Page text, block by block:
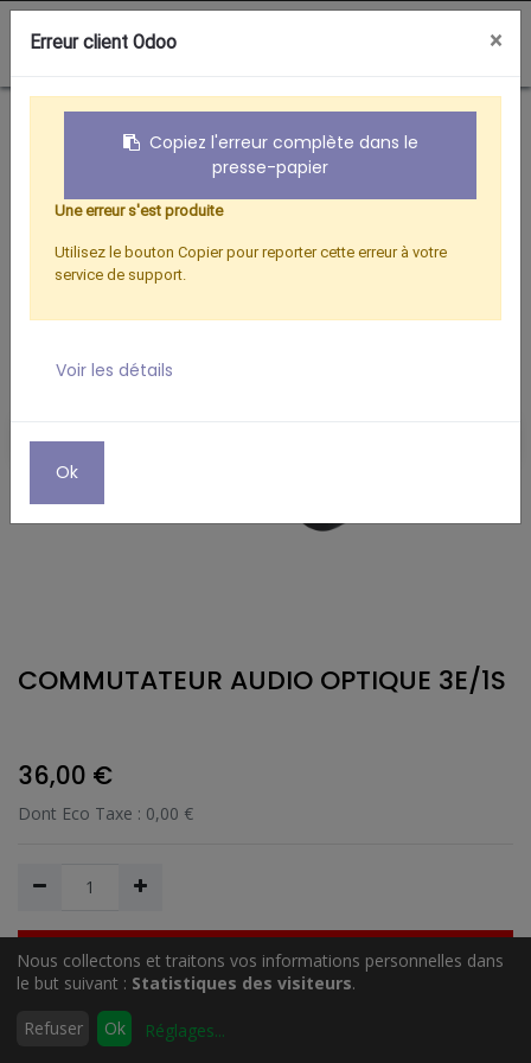
Rechercher
0
Boutique
AUDIO
COMMUTATEUR AUDIO OPTIQUE 3E/1S
COMMUTATEUR AUDIO OPTIQUE 3E/1S
36,00 €
Dont Eco Taxe : 0,00 €
Ajouter au Panier
Ajouter à la liste de souhait
Nous collectons et traitons vos informations personnelles dans
le but suivant : Statistiques des visiteurs.
Refuser Ok Réglages...
Erreur client Odoo ×
Copiez l'erreur complète dans le
presse-papier
Une erreur s'est produite
Utilisez le bouton Copier pour reporter cette erreur à votre
service de support.
Voir les détails
Ok